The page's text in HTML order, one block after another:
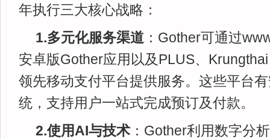
年执行三大核心战略：
1.多元化服务渠道 ：Gother可通过
安卓版Gother应用以及PLUS、
领先移动支付平台提供服务。这些平台
统，支持用户一站式完成预订及付款。
2.使用AI与技术：Gother利用数字分